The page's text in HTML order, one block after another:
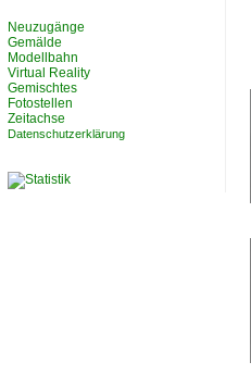
Neuzugänge
Gemälde
Modellbahn
Virtual Reality
Gemischtes
Fotostellen
Zeitachse
Datenschutzerklärung